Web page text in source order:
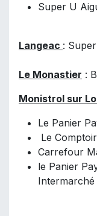
Super U
Langeac :
Le Monastier :
Monistrol sur
Le Panier
Le
Carrefour
le Panier
Intermarché